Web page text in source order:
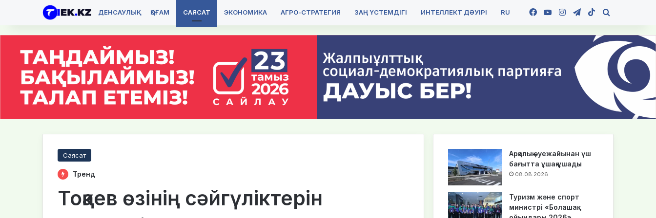
ДЕНСАУЛЫҚ ҚОҒАМ САЯСАТ ЭКОНОМИКА АГРО-СТРАТЕГИЯ ЗАҢ ҮСТЕМДІГІ ИНТЕЛЛЕКТ ДӘУІРІ RU Facebook
YouTubeInstagramTelegram
TikTok
Саясат
Тренд
Тоқаев өзінің сәйгүліктерін
Арқалық әуежайынан үш
бағытта ұшақ ұшады
08.08.2026
Туризм және спорт
министрі «Болашақ